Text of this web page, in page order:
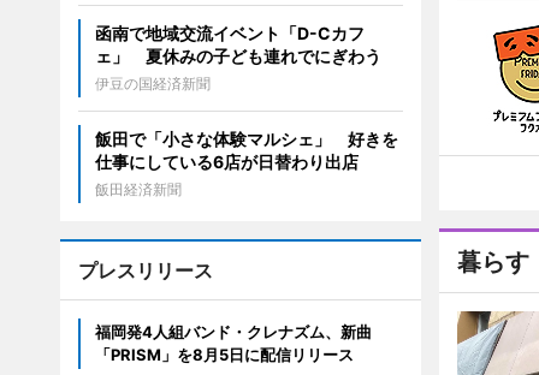
暮らす
函南で地域交流イベント「D-Cカフ
ェ」 夏休みの子ども連れでにぎわう
伊豆の国経済新聞
飯田で「小さな体験マルシェ」 好きを
仕事にしている6店が日替わり出店
飯田経済新聞
プレスリリース
福岡発4人組バンド・クレナズム、新曲
「PRISM」を8月5日に配信リリース